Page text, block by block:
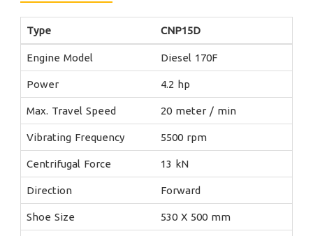
Type CNP15D
Engine Model Diesel 170F
Power 4.2 hp
Max. Travel Speed 20 meter / min
Vibrating Frequency 5500 rpm
Centrifugal Force 13 kN
Direction Forward
Shoe Size 530 X 500 mm